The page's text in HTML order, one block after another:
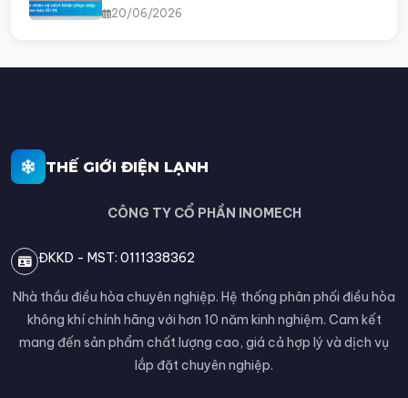
20/06/2026
THẾ GIỚI ĐIỆN LẠNH
CÔNG TY CỔ PHẦN INOMECH
ĐKKD - MST: 0111338362
Nhà thầu điều hòa chuyên nghiệp. Hệ thống phân phối điều hòa
không khí chính hãng với hơn 10 năm kinh nghiệm. Cam kết
mang đến sản phẩm chất lượng cao, giá cả hợp lý và dịch vụ
lắp đặt chuyên nghiệp.